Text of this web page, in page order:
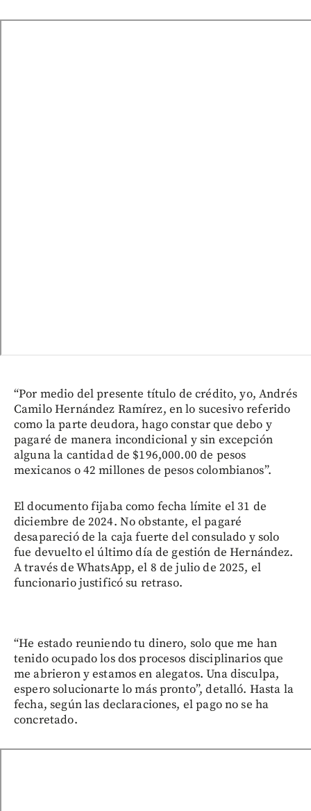
“Por medio del presente título de crédito, yo, Andrés
Camilo Hernández Ramírez, en lo sucesivo referido
como la parte deudora, hago constar que debo y
pagaré de manera incondicional y sin excepción
alguna la cantidad de $196,000.00 de pesos
mexicanos o 42 millones de pesos colombianos”.
El documento fijaba como fecha límite el 31 de
diciembre de 2024. No obstante, el pagaré
desapareció de la caja fuerte del consulado y solo
fue devuelto el último día de gestión de Hernández.
A través de WhatsApp, el 8 de julio de 2025, el
funcionario justificó su retraso.
“He estado reuniendo tu dinero, solo que me han
tenido ocupado los dos procesos disciplinarios que
me abrieron y estamos en alegatos. Una disculpa,
espero solucionarte lo más pronto”, detalló. Hasta la
fecha, según las declaraciones, el pago no se ha
concretado.